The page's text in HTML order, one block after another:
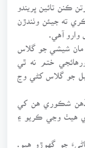
ڪنن تائين ڀريندو
ته جيئن وٺندڙن
وارو آهي.
مان شيشي جو گلاس
ختم نه ٿي
جو گلاس کڻي وڃ
شڪوري هن کي
هيٺ وڃي ڪريو ۽
جو گهوڙو هيو.